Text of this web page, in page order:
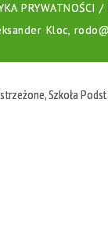
PRYWATNOŚCI /
Kloc,
Szkoła